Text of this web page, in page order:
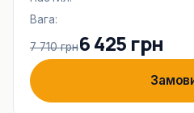
Вага:
7 710 грн6 425 грн